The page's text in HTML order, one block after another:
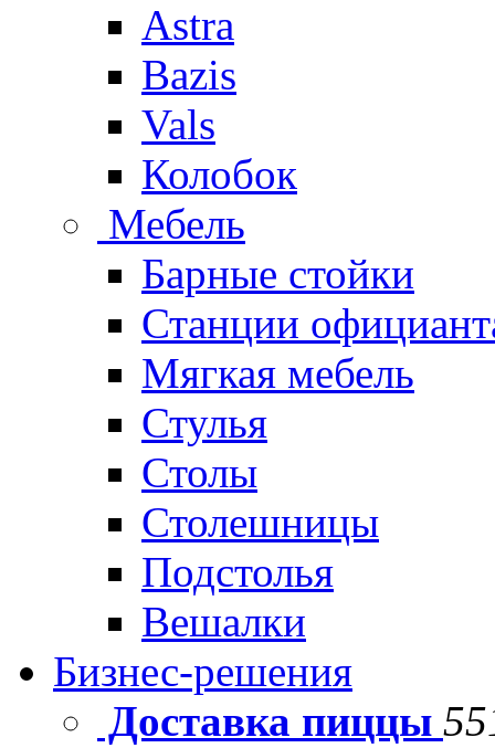
Astra
Bazis
Vals
Колобок
Мебель
Барные стойки
Станции
Мягкая мебель
Стулья
Столы
Столешницы
Подстолья
Вешалки
Бизнес-решения
Доставка пиццы